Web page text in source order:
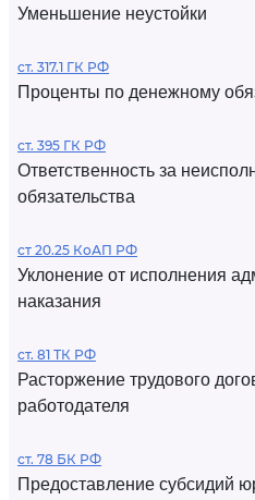
Уменьшение неустойки
ст. 317.1 ГК РФ
Проценты по денежному
ст. 395 ГК РФ
Ответственность за
обязательства
ст 20.25 КоАП РФ
Уклонение от исполнения
наказания
ст. 81 ТК РФ
Расторжение трудового
работодателя
ст. 78 БК РФ
Предоставление субсидий